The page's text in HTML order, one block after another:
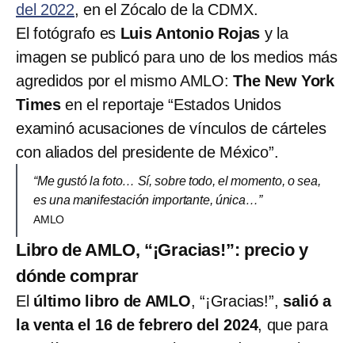
del 2022, en el Zócalo de la CDMX.
El fotógrafo es Luis Antonio Rojas y la
imagen se publicó para uno de los medios más
agredidos por el mismo AMLO:The New York
Times en el reportaje “Estados Unidos
examinó acusaciones de vínculos de cárteles
con aliados del presidente de México”.
“Me gustó la foto… Sí, sobre todo, el momento, o sea,
es una manifestación importante, única…”
AMLO
Libro de AMLO, “¡Gracias!”: precio y
dónde comprar
El último libro de AMLO, “¡Gracias!”, salió a
la venta el 16 de febrero del 2024, que para